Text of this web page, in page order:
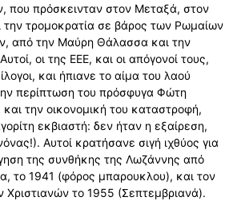
που πρόσκεινταν στον Μεταξά, στον
την τρομοκρατία σε βάρος των Ρωμαίων
από την Μαύρη Θάλασσα και την
οι της ΕΕΕ, και οι απόγονοί τους,
και ήπιανε το αίμα του λαού
περίπτωση του πρόσφυγα Φώτη
και την οικονομική του καταστροφή,
εκβιαστή: δεν ήταν η εξαίρεση,
Αυτοί κρατήσανε σιγή ιχθύος για
της συνθήκης της Λωζάννης από
το 1941 (φόρος μπαρουκλου), και τον
Χριστιανών το 1955 (Σεπτεμβριανά).